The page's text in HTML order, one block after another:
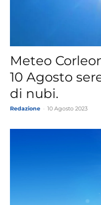
Meteo
10 Agosto
di nubi.
Redazione 10 Agosto 2023